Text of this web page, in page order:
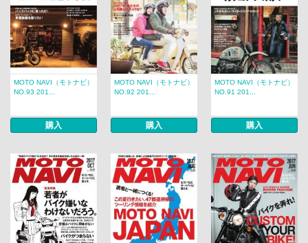
MOTO NAVI（モトナビ）
NO.93 201...
購入
MOTO NAVI（モトナビ）
NO.92 201...
購入
MOTO NAVI（モトナビ）
NO.91 201...
購入